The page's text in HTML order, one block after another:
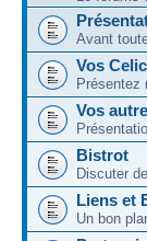
Avant
Vos
Présentez
Vos
Bistrot
Discuter
Liens et
Un bon